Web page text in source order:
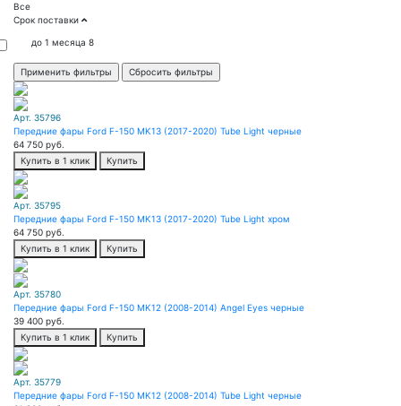
Все
Срок поставки
до 1 месяца 8
Арт. 35796
Передние фары Ford F-150 MK13 (2017-2020) Tube Light черные
64 750 руб.
Купить в 1 клик
Купить
Арт. 35795
Передние фары Ford F-150 MK13 (2017-2020) Tube Light хром
64 750 руб.
Купить в 1 клик
Купить
Арт. 35780
Передние фары Ford F-150 MK12 (2008-2014) Angel Eyes черные
39 400 руб.
Купить в 1 клик
Купить
Арт. 35779
Передние фары Ford F-150 MK12 (2008-2014) Tube Light черные